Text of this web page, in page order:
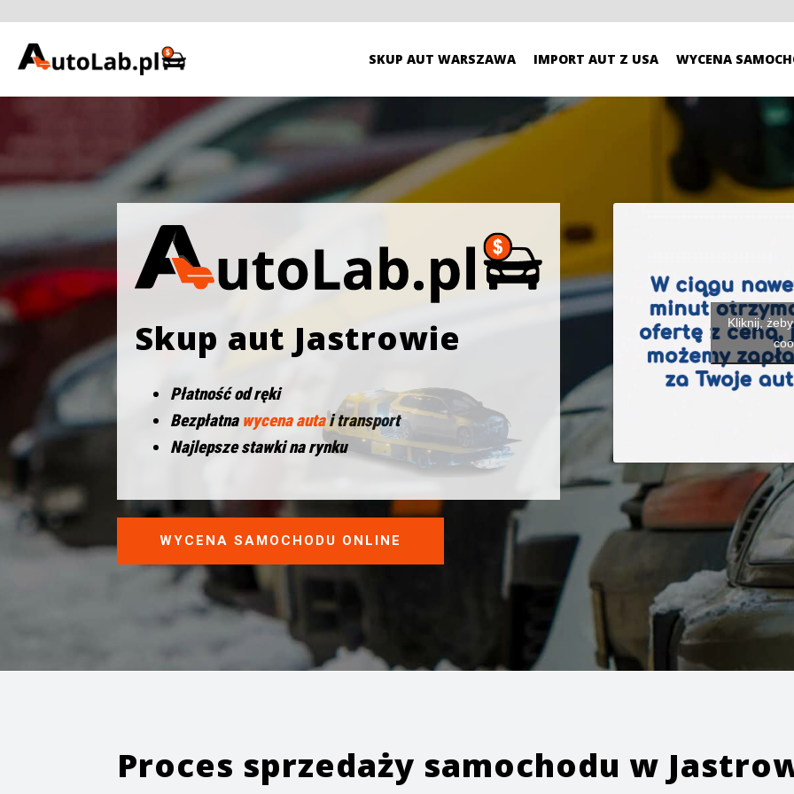
SKUP AUT WARSZAWA IMPORT AUT Z USA WYCENA
Skup aut Jastrowie
Płatność od ręki
Bezpłatna wycena autai transport
Najlepsze stawki na rynku
WYCENA SAMOCHODU ONLINE
Kliknij,
Proces sprzedaży samochodu w